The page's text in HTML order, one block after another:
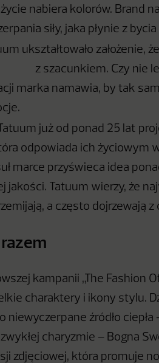
nabiera kolorów. Brand
siły, jaka płynie z
ukształtowało założenie,
Czy nie lepiej
marka namawia, by tak
Tatuum już od ponad 25 lat
odpowiada ich życiowym
marce przyświeca idea
Tatuum wierzy, że
a często dojrzewają z
kampanii „The Fashion
charaktery i ikony stylu.
źródło ciepła
charyzmie – Bogna
zdjęciowej, która promuje